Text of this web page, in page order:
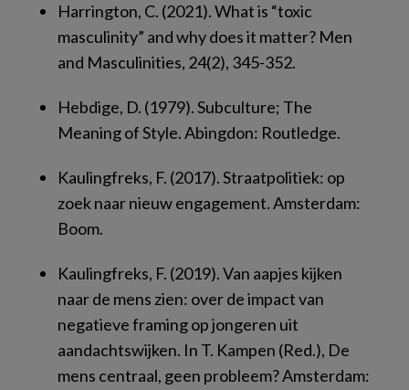
Harrington, C. (2021). What is “toxic
masculinity” and why does it matter? Men
and Masculinities, 24(2), 345-352.
Hebdige, D. (1979).Subculture; The
Meaning of Style. Abingdon: Routledge.
Kaulingfreks, F. (2017).Straatpolitiek: op
zoek naar nieuw engagement.Amsterdam:
Boom.
Kaulingfreks, F. (2019). Van aapjes kijken
naar de mens zien: over de impact van
negatieve framing op jongeren uit
aandachtswijken. In T. Kampen (Red.), De
mens centraal, geen probleem?Amsterdam: